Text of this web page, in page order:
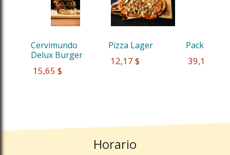
Cervimundo
Delux Burger
15,65 $
Pizza Lager
12,17 $
Pack
39,13 $
Horario